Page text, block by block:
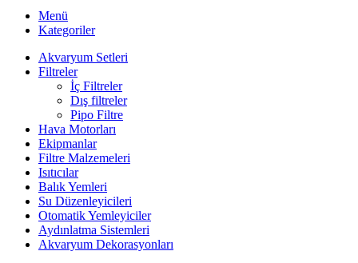
Menü
Kategoriler
Akvaryum Setleri
Filtreler
İç Filtreler
Dış filtreler
Pipo Filtre
Hava Motorları
Ekipmanlar
Filtre Malzemeleri
Isıtıcılar
Balık Yemleri
Su Düzenleyicileri
Otomatik Yemleyiciler
Aydınlatma Sistemleri
Akvaryum Dekorasyonları